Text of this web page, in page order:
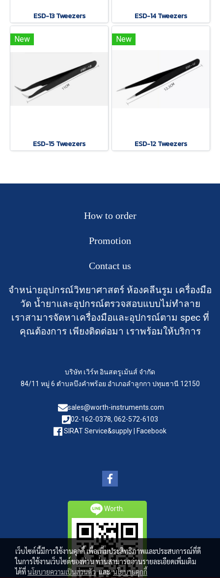
ESD-13 Tweezers ESD-14 Tweezers
New
ESD-15 Tweezers
New
ESD-12 Tweezers
How to order
Promotion
Contact us
จำหน่ายอุปกรณ์วิทยาศาสตร์ ห้องคลีนรูม เครื่องมือ
วัด น้ำยาและอุปกรณ์ตรวจสอบแบบไม่ทำลาย
เราสามารจัดหาเครื่องมือและอุปกรณ์ตาม spec ที่
คุณต้องการ เพียงติดต่อมา เราพร้อมให้บริการ
บริษัท เวิร์ท อินสตรูเม้นส์ จำกัด
84/11 หมู่ 6 ตำบลบึงคำพร้อย อำเภอลำลูกกา ปทุมธานี 12150
sales@worth-instruments.com
02-162-0378, 062-572-6103
SIRAT Service&supply | Facebook
Worth.
เว็บไซต์นี้มีการใช้งานคุกกี้ เพื่อเพิ่มประสิทธิภาพและประสบการณ์ที่ดี
ในการใช้งานเว็บไซต์ของท่าน ท่านสามารถอ่านรายละเอียดเพิ่มเติม
ได้ที่นโยบายความเป็นส่วนตัวและนโยบายคุกกี้